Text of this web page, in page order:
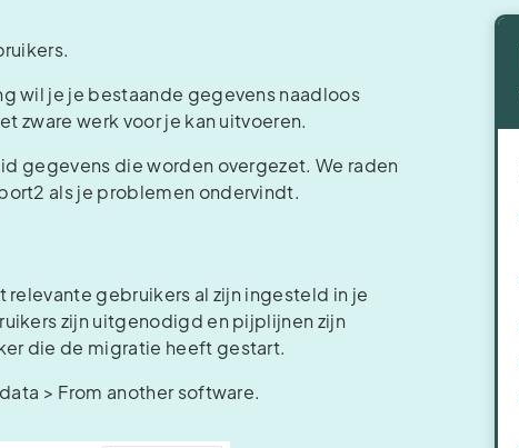
wil je je bestaande gegevens naadloos
zware werk voor je kan uitvoeren.
gegevens die worden overgezet. We raden
als je problemen ondervindt.
gebruikers al zijn ingesteld in je
zijn uitgenodigd en pijplijnen zijn
die de migratie heeft gestart.
> From another software.